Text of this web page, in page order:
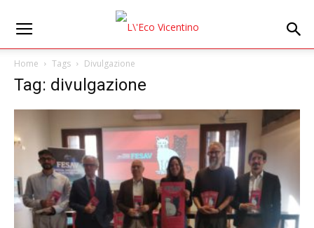
Home Tags Divulgazione
Tag: divulgazione